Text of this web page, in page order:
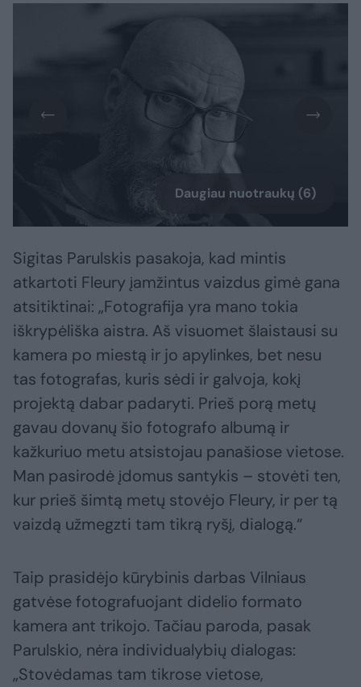
Daugiau nuotraukų (6)
Sigitas Parulskis pasakoja, kad mintis
atkartoti Fleury įamžintus vaizdus gimė gana
atsitiktinai: „Fotografija yra mano tokia
iškrypėliška aistra. Aš visuomet šlaistausi su
kamera po miestą ir jo apylinkes, bet nesu
tas fotografas, kuris sėdi ir galvoja, kokį
projektą dabar padaryti. Prieš porą metų
gavau dovanų šio fotografo albumą ir
kažkuriuo metu atsistojau panašiose vietose.
Man pasirodė įdomus santykis – stovėti ten,
kur prieš šimtą metų stovėjo Fleury, ir per tą
vaizdą užmegzti tam tikrą ryšį, dialogą.“
Taip prasidėjo kūrybinis darbas Vilniaus
gatvėse fotografuojant didelio formato
kamera ant trikojo. Tačiau paroda, pasak
Parulskio, nėra individualybių dialogas:
„Stovėdamas tam tikrose vietose,